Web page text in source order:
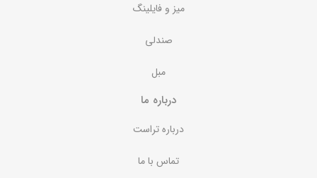
میز و فایلینگ
صندلی
مبل
درباره ما
درباره تراست
تماس با ما